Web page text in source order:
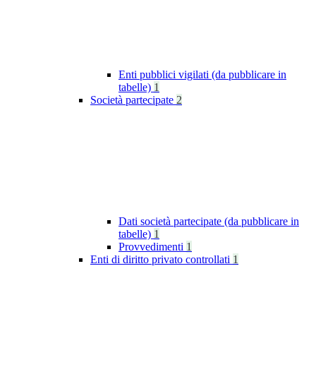
Enti pubblici vigilati (da pubblicare in
tabelle) 1
Società partecipate 2
Dati società partecipate (da pubblicare in
tabelle) 1
Provvedimenti 1
Enti di diritto privato controllati 1